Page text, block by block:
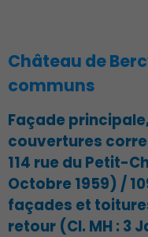
Château de
communs
Façade
couvertures
114 rue du Petit-
Octobre 1959) /
façades et
retour (CI. MH : 3